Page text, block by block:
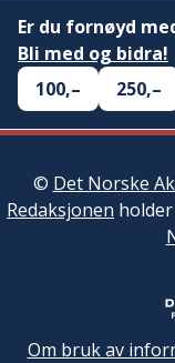
Er du fornøyd
Bli med og bidra!
100,–
250,–
© Det Norske
Redaksjonen
Om bruk av